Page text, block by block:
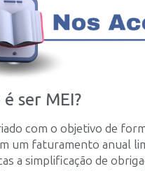
ser MEI?
com o objetivo de
um faturamento anual
a simplificação de